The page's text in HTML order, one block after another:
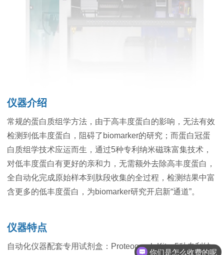
仪器介绍
常规的蛋白质组学方法，由于高丰度蛋白的影响，无法有效
检测到低丰度蛋白，阻碍了biomarker的研究；而蛋白冠蛋
白质组学技术应运而生，通过5种专利纳米磁珠富集技术，
对低丰度蛋白有更好的亲和力，无需额外去除高丰度蛋白，
全自动化完成原始样本到肽段收集的全过程，检测结果中富
含更多的低丰度蛋白，为biomarker研究开启新“通道”。
仪器特点
自动化仪器配套专用试剂盒：Proteograph Kit，5种专利纳
你们是怎么收费的呢